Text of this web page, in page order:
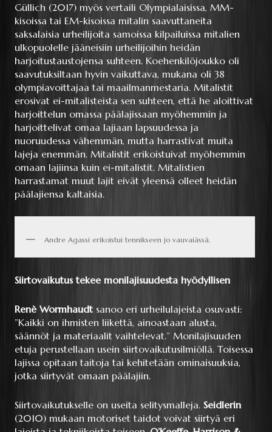
Güllich (2017) myös vertaili Olympialaisissa, MM-
kisoissa tai EM-kisoissa mitalin saavuttaneita
saksalaisia urheilijoita samoissa kilpailuissa mitalien
ulkopuolelle jääneisiin urheilijoihin heidän
harjoitustaustojensa suhteen. Koehenkilöjoukko oli
saavutuksiltaan hyvin vaikuttava, mukana oli 38
olympiavoittajaa tai maailmanmestaria. Mitalistit
erosivat ei-mitalisteista sen suhteen, että he aloittivat
harjoittelun omassa päälajissaan myöhemmin ja
harjoittelivat omaa lajiaan lapsuudessa ja
nuoruudessa vähemmän, mutta harrastivat muita
lajeja enemmän. Mitalistit erikoistuivat myöhemmin
omaan lajiinsa kuin ei-mitalistit. Mitalistien
harrastamat muut lajit eivät yleensä olleet heidän
päälajiensa kaltaisia.
Andre Agassi erikoistui tennikseen jo vauvaiässä.
Siirtovaikutus tekee monilajisuudesta hyödyllisen
Renè Wormhaudt sanoo eri urheilulajeista osuvasti:
”Kaikki on ihmisten liikettä, ainoastaan alusta,
säännöt ja materiaalit vaihtelevat.” Monilajisuuden
etuja perustellaan usein siirtovaikutusilmiöllä. Toisessa
lajissa opitaan taitoja tai kehitetään ominaisuuksia,
jotka siirtyvät omaan päälajiin.
Siirtovaikutukselle on useita selitysmalleja. Seidlerin
(2010) mukaan motoriset taidot voivat siirtyä eri